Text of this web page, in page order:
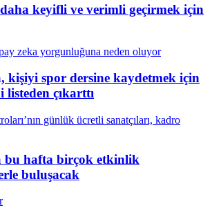
keyifli ve verimli geçirmek için
kişiyi spor dersine kaydetmek için
çıkarttı
bu hafta birçok etkinlik
buluşacak